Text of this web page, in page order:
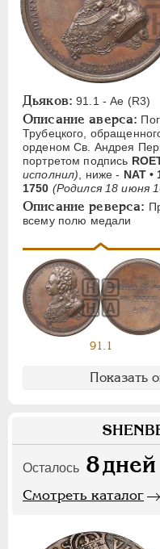
Дьяков: 91.1 - Ae (R3)
Описание аверса:
Трубецкого,
орденом Св. Андрея
портретом подпись
исполнил), ниже - NAT •
1750 (Родился 18 июня
Описание реверса:
всему полю медали
91.1
Показать
Осталось 8дней
Смотреть каталог
Русская надпись
В Е Н
ПЕТР III 1762-1762
ЕКАТЕРИНА II 1762-
ПАВЕЛ I 1796-1801
АЛЕКСАНДР I 1801-
НИКОЛАЙ I 1826-
АЛЕКСАНДР II 1855-
АЛЕКСАНДР III
НИКОЛАЙ II
1894-
СЕРИИ МЕДАЛЕЙ